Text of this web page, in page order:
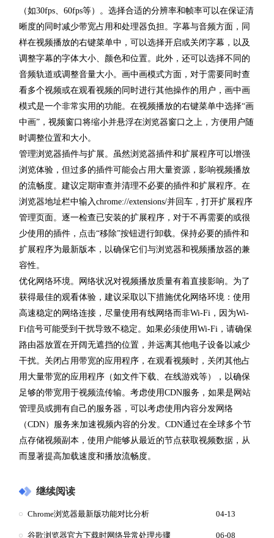
（如30fps、60fps等）。选择合适的分辨率和帧率可以在保证清
晰度的同时减少带宽占用和处理器负担。字幕与音频方面，同
样在视频播放的右键菜单中，可以选择开启或关闭字幕，以及
调整字幕的字体大小、颜色和位置。此外，还可以选择不同的
音频轨道或调整音量大小。画中画模式方面，对于需要同时查
看多个视频或在观看视频的同时进行其他操作的用户，画中画
模式是一个非常实用的功能。在视频播放的右键菜单中选择“画
中画”，视频窗口将缩小并悬浮在浏览器窗口之上，方便用户随
时调整位置和大小。
管理浏览器插件与扩展。虽然浏览器插件和扩展程序可以增强
浏览体验，但过多的插件可能会占用大量资源，影响视频播放
的流畅度。建议定期审查并清理不必要的插件和扩展程序。在
浏览器地址栏中输入chrome://extensions/并回车，打开扩展程序
管理页面。逐一检查已安装的扩展程序，对于不再需要的或很
少使用的插件，点击“移除”按钮进行卸载。保持必要的插件和
扩展程序为最新版本，以确保它们与浏览器和视频播放器的兼
容性。
优化网络环境。网络状况对视频播放质量有着直接影响。为了
获得最佳的观看体验，建议采取以下措施优化网络环境：使用
高速稳定的网络连接，尽量使用有线网络而非Wi-Fi，因为Wi-
Fi信号可能受到干扰导致不稳定。如果必须使用Wi-Fi，请确保
路由器放置在开阔无遮挡的位置，并远离其他电子设备以减少
干扰。关闭占用带宽的应用程序，在观看视频时，关闭其他占
用大量带宽的应用程序（如文件下载、在线游戏等），以确保
足够的带宽用于视频流传输。考虑使用CDN服务，如果是网站
管理员或拥有自己的服务器，可以考虑使用内容分发网络
（CDN）服务来加速视频内容的分发。CDN通过在全球多个节
点存储视频副本，使用户能够从最近的节点获取视频数据，从
而显著提高加载速度和播放流畅度。
继续阅读
Chrome浏览器最新版功能对比分析 04-13
谷歌浏览器官方下载时网络异常处理步骤 06-08